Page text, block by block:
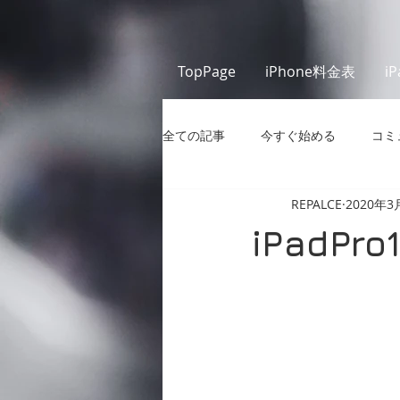
TopPage iPhone料金表
全ての記事 今すぐ始める コ
REPALCE 2020年3